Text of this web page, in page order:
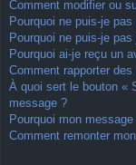
Comment modifier ou
Pourquoi ne puis-je
Pourquoi ne puis-je
Pourquoi ai-je reçu un
Comment rapporter
À quoi sert le bouton «
message ?
Pourquoi mon
Comment remonter